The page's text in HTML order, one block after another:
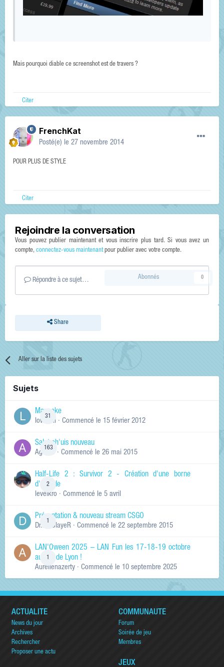
Mais pourquoi diable ce screenshot est de travers ?
Citer
FrenchKat
Posté(e) le 27 novembre 2014
POUR PLUS DE STYLE
Citer
Rejoindre la conversation
Vous pouvez publier maintenant et vous inscrire plus tard. Si vous avez un
compte, connectez-vous maintenantpour publier avec votre compte.
Répondre à ce sujet…
Share
Abonnés 0
Aller sur la liste des sujets
Sujets
31
Manneke
lowskill · Commencé le 15 février 2012
163
Salut ch'uis nouveau
Ag0Nie · Commencé le 26 mai 2015
2
Half-Life 2 : Survivor 2 - Création d'une borne
d'arcade
levelkro · Commencé le 5 avril
1
Présentation & nouveau stream CSGO
Dr.KinSlayeR · Commencé le 22 septembre 2015
1
LAN'Oween 2025 – LAN Fun les 17-18-19 octobre
au sud de Lyon !
Aurelienazerty · Commencé le 10 septembre 2025
ACTUALITÉ
News du jour
Archives
Rechercher
Proposer une actu
COMMUNAUTÉ
Forum
Soirée de jeu
Membres
JEUX